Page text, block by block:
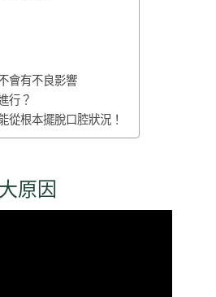
會有不良影響
行？
從根本擺脫口腔狀況！
原因